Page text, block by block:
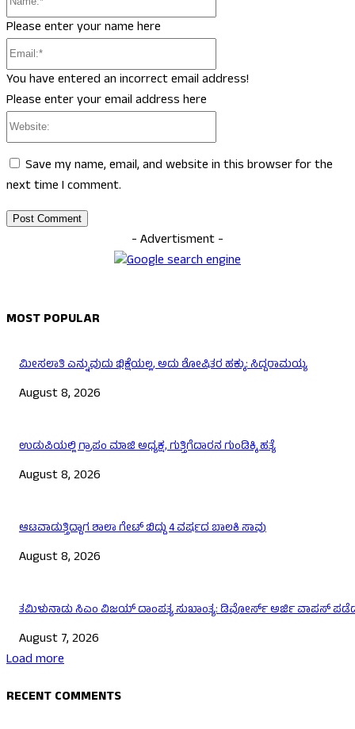
Please enter your name here
You have entered an incorrect email address!
Please enter your email address here
Save my name, email, and website in this browser for the
next time I comment.
- Advertisment -
MOST POPULAR
ಮೀಸಲಾತಿ ಎನ್ನುವುದು ಭಿಕ್ಷೆಯಲ್ಲ, ಅದು ಶೋಷಿತರ ಹಕ್ಕು: ಸಿದ್ದರಾಮಯ್ಯ
August 8, 2026
ಉಡುಪಿಯಲ್ಲಿ ಗ್ರಾಪಂ ಮಾಜಿ ಅಧ್ಯಕ್ಷ, ಗುತ್ತಿಗೆದಾರನ ಗುಂಡಿಕ್ಕಿ ಹತ್ಯೆ
August 8, 2026
ಆಟವಾಡುತ್ತಿದ್ದಾಗ ಶಾಲಾ ಗೇಟ್‌ ಬಿದ್ದು 4 ವರ್ಷದ ಬಾಲಕಿ ಸಾವು
August 8, 2026
ತಮಿಳುನಾಡು ಸಿಎಂ ವಿಜಯ್‌ ದಾಂಪತ್ಯ ಸುಖಾಂತ್ಯ: ಡಿವೋರ್ಸ್‌ ಅರ್ಜಿ ವಾಪಸ್‌
August 7, 2026
Load more
RECENT COMMENTS